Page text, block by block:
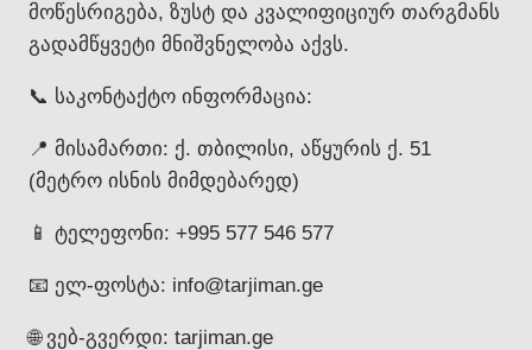
მოწესრიგება, ზუსტ და კვალიფიციურ თარგმანს
გადამწყვეტი მნიშვნელობა აქვს.
📞 საკონტაქტო ინფორმაცია:
📍 მისამართი: ქ. თბილისი, აწყურის ქ. 51
(მეტრო ისნის მიმდებარედ)
📱 ტელეფონი: +995 577 546 577
📧 ელ-ფოსტა: info@tarjiman.ge
🌐 ვებ-გვერდი: tarjiman.ge